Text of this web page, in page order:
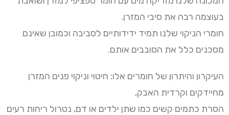
בעוצמה רבה את סיבי המזרן.
חומרי הניקוי שלנו תמיד ידידותיים לסביבה וכמובן שאינם
מסכנים כלל את הסובבים אותם.
העיקרון והיתרון של חומרים אלו: חיטוי וניקוי פנים המזרן
מחיידקים וקרדית האבק,
הסרת כתמים קשים כמו שתן ילדים או דם, נטרול ריחות רעים